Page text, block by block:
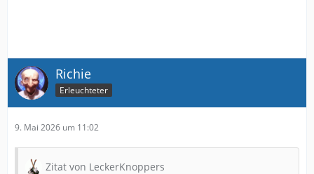
Richie
Erleuchteter
9. Mai 2026 um 11:02
Zitat von LeckerKnoppers